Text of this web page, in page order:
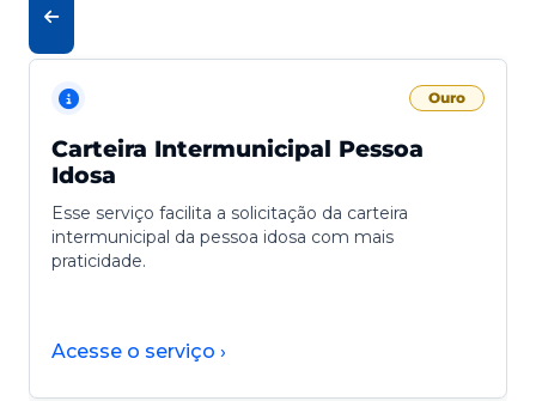
Ouro
Carteira Intermunicipal Pessoa
Idosa
Esse serviço facilita a solicitação da carteira
intermunicipal da pessoa idosa com mais
praticidade.
Acesse o serviço ›